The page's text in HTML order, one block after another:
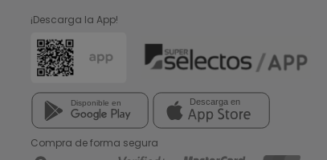
¡Descarga la App!
Compra de forma segura